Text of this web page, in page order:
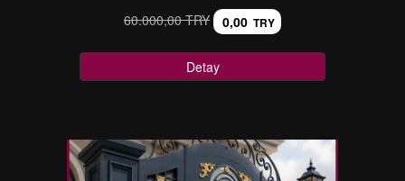
60.000,00 TRY 0,00 TRY
Detay